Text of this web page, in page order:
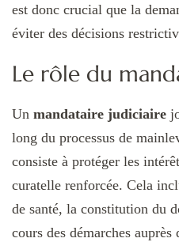
est donc crucial que la
éviter des décisions
Le rôle du
Un mandataire judiciaire
long du processus de
consiste à protéger les
curatelle renforcée. Cela
de santé, la constitution du
cours des démarches